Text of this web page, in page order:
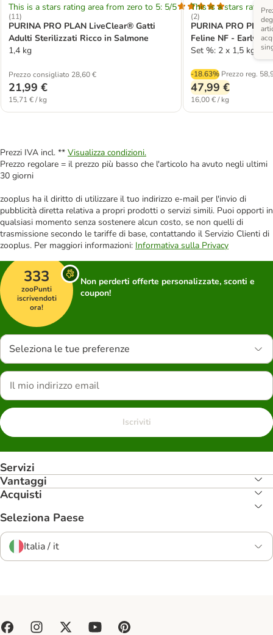
This is a stars rating area from zero to 5: 5/5
(11)
PURINA PRO PLAN LiveClear® Gatti
Adulti Sterilizzati Ricco in Salmone
1,4 kg
Prezzo consigliato 28,60 €
21,99 €
15,71 € / kg
This is a stars rating
(2)
PURINA PRO
Feline NF - Early
Set %: 2 x 1,5 kg
-18.63% Prezzo reg.
47,99 €
16,00 € / kg
Prezzi IVA incl. ** Visualizza condizioni.
Prezzo regolare = il prezzo più basso che l'articolo ha avuto negli ultimi
30 giorni
zooplus ha il diritto di utilizzare il tuo indirizzo e-mail per l'invio di
pubblicità diretta relativa a propri prodotti o servizi simili. Puoi opporti in
qualsiasi momento senza sostenere alcun costo, se non quelli di
trasmissione secondo le tariffe di base, contattando il Servizio Clienti di
zooplus. Per maggiori informazioni: Informativa sulla Privacy
333
zooPunti
iscrivendoti
ora!
Non perderti offerte personalizzate, sconti e
coupon!
Seleziona le tue preferenze
Iscriviti
Servizi
Vantaggi
Acquisti
Seleziona Paese
Italia / it